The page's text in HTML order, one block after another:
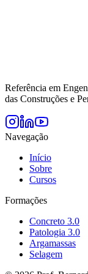
Referência em
das Construções e
Navegação
Início
Sobre
Cursos
Formações
Concreto 3.0
Patologia 3.0
Argamassas
Selagem